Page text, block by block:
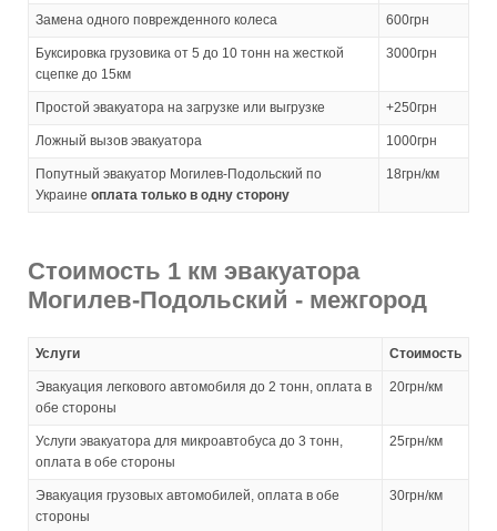
Замена одного поврежденного колеса 600грн
Буксировка грузовика от 5 до 10 тонн на жесткой
сцепке до 15км
3000грн
Простой эвакуатора на загрузке или выгрузке +250грн
Ложный вызов эвакуатора 1000грн
Попутный эвакуатор Могилев-Подольский по
Украине оплата только в одну сторону
18грн/км
Стоимость 1 км эвакуатора
Могилев-Подольский - межгород
Услуги Стоимость
Эвакуация легкового автомобиля до 2 тонн, оплата в
обе стороны
20грн/км
Услуги эвакуатора для микроавтобуса до 3 тонн,
оплата в обе стороны
25грн/км
Эвакуация грузовых автомобилей, оплата в обе
стороны
30грн/км